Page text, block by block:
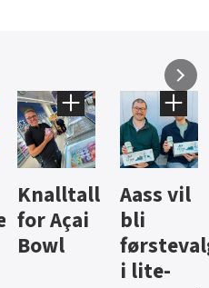
Brus og
jus fra
Berentsen
Hard
iste fra
Hansa